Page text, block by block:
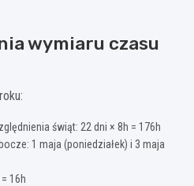
wymiaru czasu
świąt: 22 dni × 8h = 176h
1 maja (poniedziałek) i 3 maja
16h